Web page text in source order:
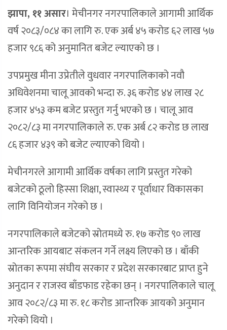
झापा, ११असार। मेचीनगर नगरपालिकाले आगामी आर्थिक
वर्ष २०८३/०८४ का लागि रु. एक अर्ब ४५ करोड ६२ लाख ५७
हजार ९८६ को अनुमानित बजेट ल्याएको छ ।
उपप्रमुख मीना उप्रेतीले वुधवार नगरपालिकाको नवौ
अधिवेशनमा चालू आवको भन्दा रु. ३६ करोड ४४ लाख २८
हजार ४५३ कम बजेट प्रस्तुत गर्नु भएको छ । चालू आव
२०८२/८३ मा नगरपालिकाले रु. एक अर्ब ८२ करोड छ लाख
८६ हजार ४३९ को बजेट ल्याएको थियो ।
मेचीनगरले आगामी आर्थिक वर्षका लागि प्रस्तुत गरेको
बजेटको ठूलो हिस्सा शिक्षा, स्वास्थ्य र पूर्वाधार विकासका
लागि विनियोजन गरेको छ ।
नगरपालिकाले बजेटको स्रोतमध्ये रु. १७ करोड ९० लाख
आन्तरिक आयबाट संकलन गर्ने लक्ष्य लिएको छ । बाँकी
स्रोतका रूपमा संघीय सरकार र प्रदेश सरकारबाट प्राप्त हुने
अनुदान र राजस्व बाँडफाड रहेका छन् । नगरपालिकाले चालू
आव २०८२/८३ मा रु. १८ करोड आन्तरिक आयको अनुमान
गरेको थियो ।